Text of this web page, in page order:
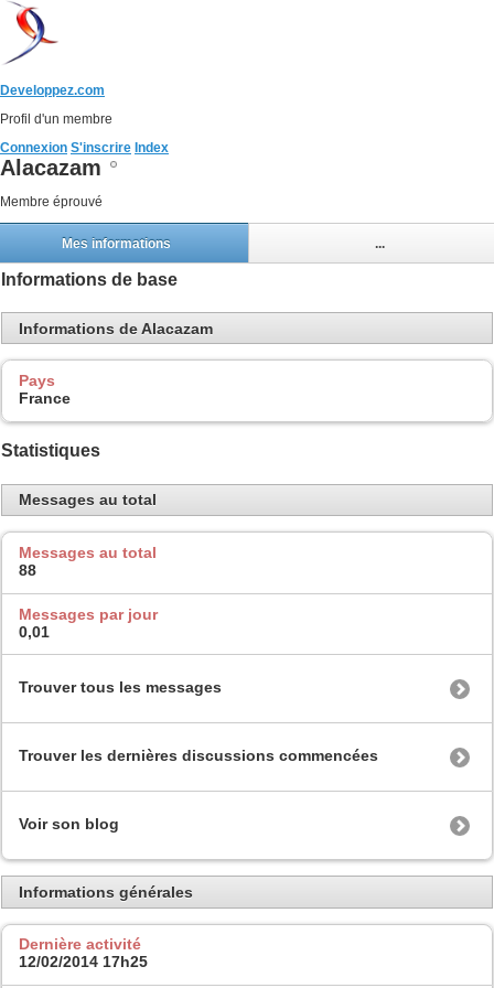
Developpez.com
Profil d'un membre
Connexion S'inscrire Index
Alacazam
Membre éprouvé
Mes informations ...
Informations de base
Informations de Alacazam
Pays
France
Statistiques
Messages au total
Messages au total
88
Messages par jour
0,01
Trouver tous les messages
Trouver les dernières discussions commencées
Voir son blog
Informations générales
Dernière activité
12/02/2014 17h25